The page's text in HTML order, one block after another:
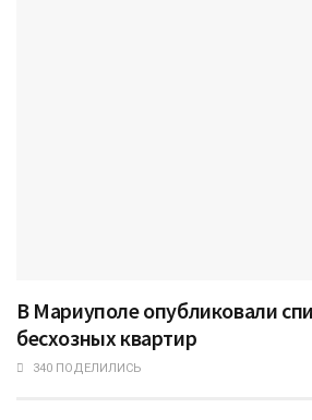
В Мариуполе опубликовали
бесхозных квартир
340 ПОДЕЛИЛИСЬ